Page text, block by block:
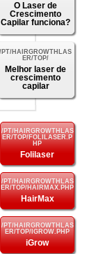
O Laser de
Crescimento
Capilar funciona?
Melhor laser de
crescimento
capilar
Folilaser
HairMax
iGrow